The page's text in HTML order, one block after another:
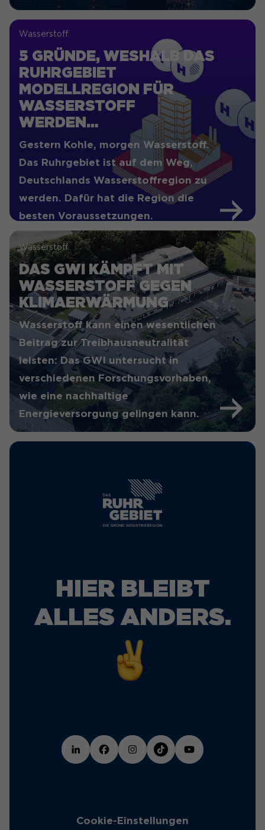
Wasserstoff
5 GRÜNDE, WESHALB DAS
RUHRGEBIET
MODELLREGION FÜR
WASSERSTOFF
WERDEN…
Gestern Kohle, morgen Wasserstoff.
Das Ruhrgebiet ist auf dem Weg,
Deutschlands Wasserstoffregion zu
werden. Dafür hat die Region die
besten Voraussetzungen.
Wasserstoff
DAS GWI KÄMPFT MIT
WASSERSTOFF GEGEN
KLIMAERWÄRMUNG
Wasserstoff kann einen wesentlichen
Beitrag zur Treibhausneutralität
leisten: Das GWI untersucht in
verschiedenen Forschungsvorhaben,
wie eine nachhaltige
Energieversorgung gelingen kann.
HIER BLEIBT
ALLES ANDERS.
Cookie-Einstellungen